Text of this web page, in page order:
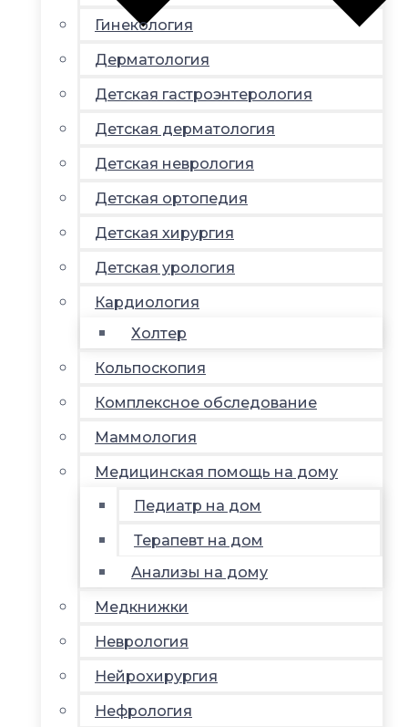
Гинекология
Дерматология
Детская гастроэнтерология
Детская дерматология
Детская неврология
Детская ортопедия
Детская хирургия
Детская урология
Кардиология
Холтер
Кольпоскопия
Комплексное обследование
Маммология
Медицинская помощь на дому
Педиатр на дом
Терапевт на дом
Анализы на дому
Медкнижки
Неврология
Нейрохирургия
Нефрология